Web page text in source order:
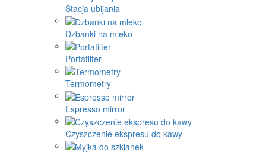
Stacja ubijania
Dzbanki na mleko
Portafilter
Termometry
Espresso mirror
Czyszczenie ekspresu do kawy